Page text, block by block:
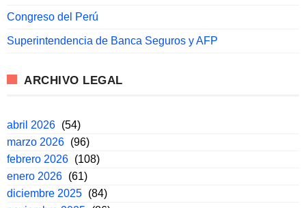
Congreso del Perú
Superintendencia de Banca Seguros y AFP
ARCHIVO LEGAL
abril 2026 (54)
marzo 2026 (96)
febrero 2026 (108)
enero 2026 (61)
diciembre 2025 (84)